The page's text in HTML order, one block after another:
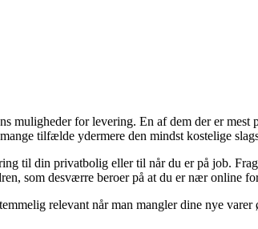
muligheder for levering. En af dem der er
tilfælde ydermere den mindst kostelige
til din privatbolig eller til når du er på job.
som desværre beroer på at du er nær online
relevant når man mangler dine nye